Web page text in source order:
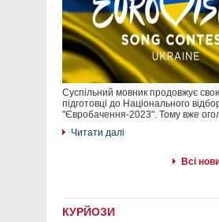
Суспільний мовник продовжує
підготовці до Національного
"Євробачення-2023". Тому вже
Читати далі
Всі
КУРЙОЗИ